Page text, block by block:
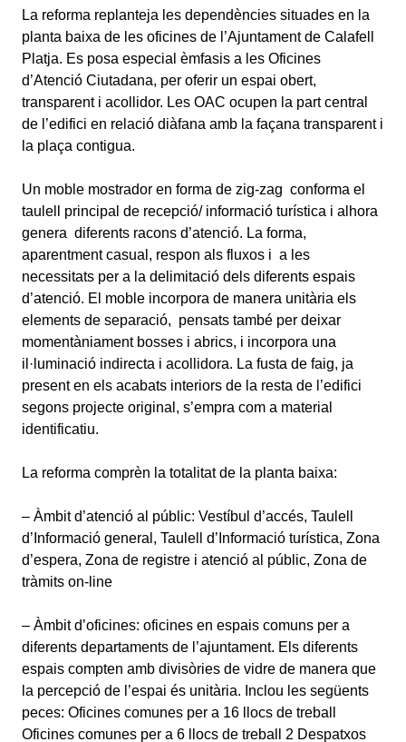
La reforma replanteja les dependències situades en la
planta baixa de les oficines de l’Ajuntament de Calafell
Platja. Es posa especial èmfasis a les Oficines
d’Atenció Ciutadana, per oferir un espai obert,
transparent i acollidor. Les OAC ocupen la part central
de l’edifici en relació diàfana amb la façana transparent i
la plaça contigua.
Un moble mostrador en forma de zig-zag conforma el
taulell principal de recepció/ informació turística i alhora
genera diferents racons d’atenció. La forma,
aparentment casual, respon als fluxos i a les
necessitats per a la delimitació dels diferents espais
d’atenció. El moble incorpora de manera unitària els
elements de separació, pensats també per deixar
momentàniament bosses i abrics, i incorpora una
il·luminació indirecta i acollidora. La fusta de faig, ja
present en els acabats interiors de la resta de l’edifici
segons projecte original, s’empra com a material
identificatiu.
La reforma comprèn la totalitat de la planta baixa:
– Àmbit d’atenció al públic: Vestíbul d’accés, Taulell
d’Informació general, Taulell d’Informació turística, Zona
d’espera, Zona de registre i atenció al públic, Zona de
tràmits on-line
– Àmbit d’oficines: oficines en espais comuns per a
diferents departaments de l’ajuntament. Els diferents
espais compten amb divisòries de vidre de manera que
la percepció de l’espai és unitària. Inclou les següents
peces: Oficines comunes per a 16 llocs de treball
Oficines comunes per a 6 llocs de treball 2 Despatxos